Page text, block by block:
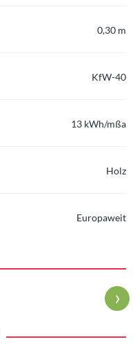
0,30 m
KfW-40
13 kWh/mßa
Holz
Europaweit
›